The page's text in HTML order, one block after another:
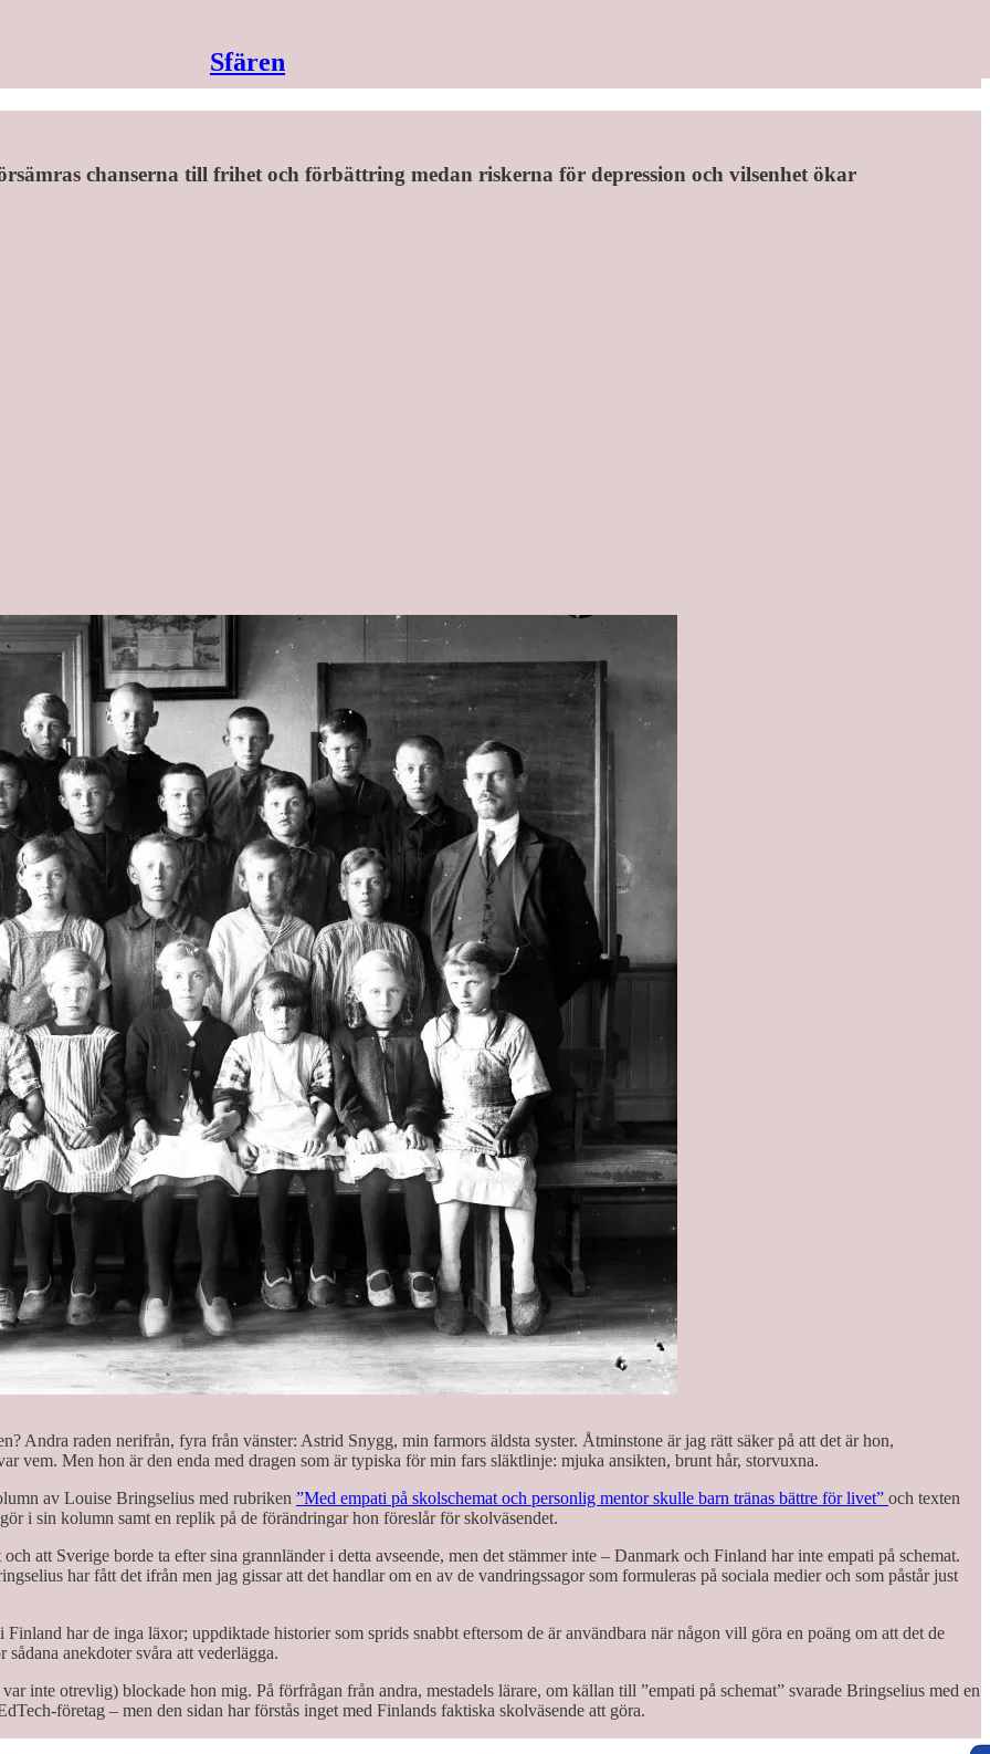
Sfären
chanserna till frihet och förbättring medan riskerna för depression och vilsenhet ökar
Andra raden nerifrån, fyra från vänster: Astrid Snygg, min farmors äldsta syster. Åtminstone är jag rätt säker på att det är hon,
vem. Men hon är den enda med dragen som är typiska för min fars släktlinje: mjuka ansikten, brunt hår, storvuxna.
av Louise Bringselius med rubriken ”Med empati på skolschemat och personlig mentor skulle barn tränas bättre för livet” och texten
i sin kolumn samt en replik på de förändringar hon föreslår för skolväsendet.
att Sverige borde ta efter sina grannländer i detta avseende, men det stämmer inte – Danmark och Finland har inte empati på schemat.
har fått det ifrån men jag gissar att det handlar om en av de vandringssagor som formuleras på sociala medier och som påstår just
har de inga läxor; uppdiktade historier som sprids snabbt eftersom de är användbara när någon vill göra en poäng om att det de
anekdoter svåra att vederlägga.
inte otrevlig) blockade hon mig. På förfrågan från andra, mestadels lärare, om källan till ”empati på schemat” svarade Bringselius med en
företag – men den sidan har förstås inget med Finlands faktiska skolväsende att göra.